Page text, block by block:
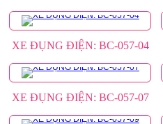
XE ĐỤNG ĐIỆN: BC-057-04
XE ĐỤNG ĐIỆN: BC-057-07